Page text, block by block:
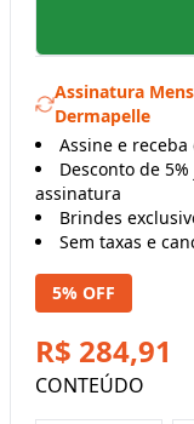
Assinatura
Dermapelle
Assine e
Desconto de
assinatura
Brindes
Sem taxas e
5% OFF
R$ 284,91
CONTEÚDO